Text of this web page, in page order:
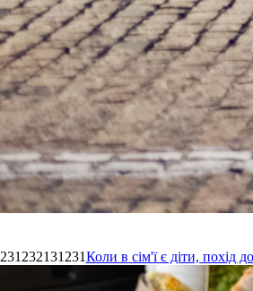
231232131231Коли в сім'ї є діти,